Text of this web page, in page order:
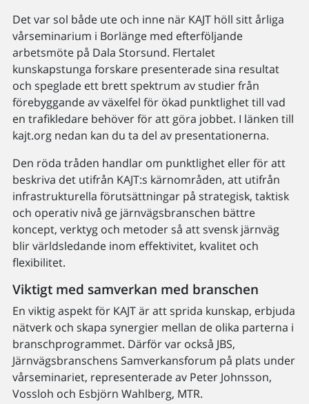
Det var sol både ute och inne när KAJT höll sitt årliga
vårseminarium i Borlänge med efterföljande
arbetsmöte på Dala Storsund. Flertalet
kunskapstunga forskare presenterade sina resultat
och speglade ett brett spektrum av studier från
förebyggande av växelfel för ökad punktlighet till vad
en trafikledare behöver för att göra jobbet. I länken till
kajt.org nedan kan du ta del av presentationerna.
Den röda tråden handlar om punktlighet eller för att
beskriva det utifrån KAJT:s kärnområden, att utifrån
infrastrukturella förutsättningar på strategisk, taktisk
och operativ nivå ge järnvägsbranschen bättre
koncept, verktyg och metoder så att svensk järnväg
blir världsledande inom effektivitet, kvalitet och
flexibilitet.
Viktigt med samverkan med branschen
En viktig aspekt för KAJT är att sprida kunskap, erbjuda
nätverk och skapa synergier mellan de olika parterna i
branschprogrammet. Därför var också JBS,
Järnvägsbranschens Samverkansforum på plats under
vårseminariet, representerade av Peter Johnsson,
Vossloh och Esbjörn Wahlberg, MTR.